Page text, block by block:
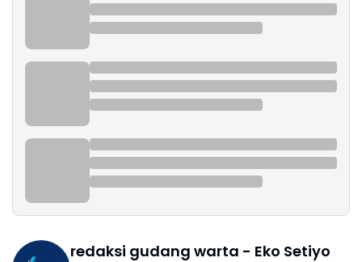
redaksi gudang warta - Eko Setiyo